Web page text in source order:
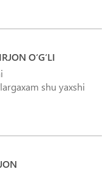
O‘G‘LI
shu yaxshi